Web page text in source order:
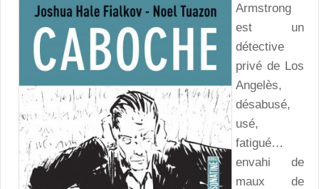
Armstrong
est un
détective
privé de Los
Angelès,
désabusé,
usé,
fatigué…
envahi de
maux de